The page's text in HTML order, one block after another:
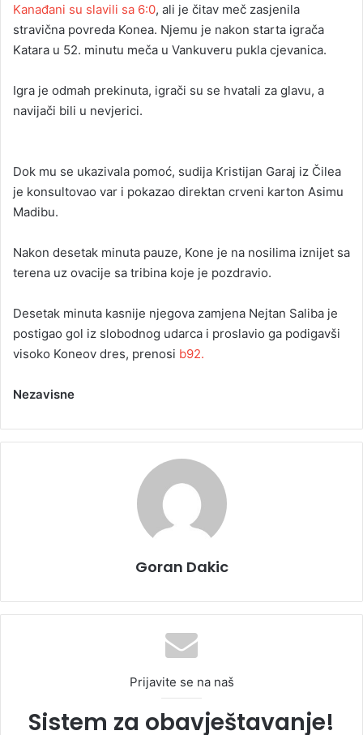
Kanađani su slavili sa 6:0, ali je čitav meč zasjenila
stravična povreda Konea. Njemu je nakon starta igrača
Katara u 52. minutu meča u Vankuveru pukla cjevanica.
Igra je odmah prekinuta, igrači su se hvatali za glavu, a
navijači bili u nevjerici.
Dok mu se ukazivala pomoć, sudija Kristijan Garaj iz Čilea
je konsultovao var i pokazao direktan crveni karton Asimu
Madibu.
Nakon desetak minuta pauze, Kone je na nosilima iznijet sa
terena uz ovacije sa tribina koje je pozdravio.
Desetak minuta kasnije njegova zamjena Nejtan Saliba je
postigao gol iz slobodnog udarca i proslavio ga podigavši
visoko Koneov dres, prenosi b92.
Nezavisne
Goran Dakic
Prijavite se na naš
Sistem za obavještavanje!